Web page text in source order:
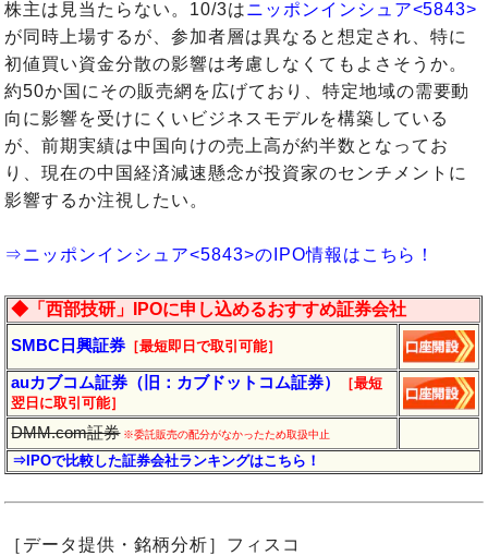
株主は見当たらない。10/3はニッポンインシュア<5843>
が同時上場するが、参加者層は異なると想定され、特に
初値買い資金分散の影響は考慮しなくてもよさそうか。
約50か国にその販売網を広げており、特定地域の需要動
向に影響を受けにくいビジネスモデルを構築している
が、前期実績は中国向けの売上高が約半数となってお
り、現在の中国経済減速懸念が投資家のセンチメントに
影響するか注視したい。
⇒ニッポンインシュア<5843>のIPO情報はこちら！
◆「西部技研」IPOに申し込めるおすすめ証券会社
SMBC日興証券 ［最短即日で取引可能］
auカブコム証券（旧：カブドットコム証券）
［最短
翌日に取引可能］
DMM.com証券※委託販売の配分がなかったため取扱中止
⇒IPOで比較した証券会社ランキングはこちら！
［データ提供・銘柄分析］フィスコ